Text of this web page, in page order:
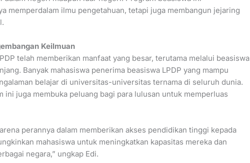
memperdalam ilmu pengetahuan, tetapi juga membangun jejaring
Keilmuan
telah memberikan manfaat yang besar, terutama melalui beasiswa
Banyak mahasiswa penerima beasiswa LPDP yang mampu
belajar di universitas-universitas ternama di seluruh dunia.
ini juga membuka peluang bagi para lulusan untuk memperluas
perannya dalam memberikan akses pendidikan tinggi kepada
mahasiswa untuk meningkatkan kapasitas mereka dan
negara,” ungkap Edi.